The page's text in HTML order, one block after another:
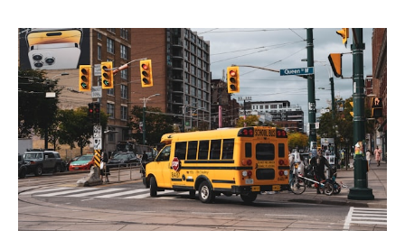
で長距離ドライブをしていた時。その友人の相槌が全て
Fair enough.だったのである。この状況から見るに、相
槌表現の一つであることがわかります。 英英辞書で調べ
てみると、 Fair enough. = used to admit that
something is reasonable / acceptable. とあります。誰
かが言ったに対して、筋が通っている、妥当である、受
け入れられると認める時に使います。色んな日本語に訳
せます。「確かにそうだね。」「君の言う通りだ。」な
どなど…。 例文はこちら。 A: I want to eat ice cream.
B: But you